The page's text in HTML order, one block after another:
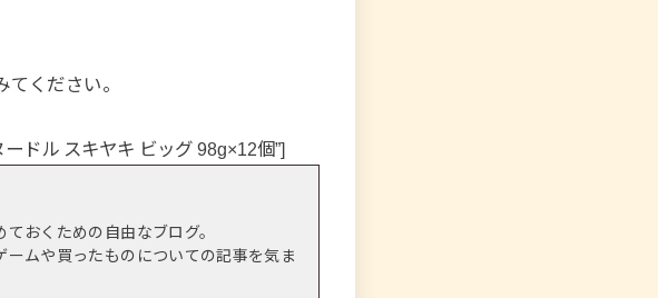
ください。
ドル スキヤキ ビッグ 98g×12個”]
おくための自由なブログ。
ムや買ったものについての記事を気ま